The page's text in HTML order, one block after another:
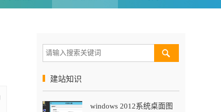
建站知识
windows 2012系统桌面图